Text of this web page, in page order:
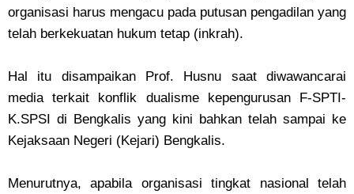
organisasi harus mengacu pada putusan pengadilan yang
telah berkekuatan hukum tetap (inkrah).
Hal itu disampaikan Prof. Husnu saat diwawancarai
media terkait konflik dualisme kepengurusan F-SPTI-
K.SPSI di Bengkalis yang kini bahkan telah sampai ke
Kejaksaan Negeri (Kejari) Bengkalis.
Menurutnya, apabila organisasi tingkat nasional telah